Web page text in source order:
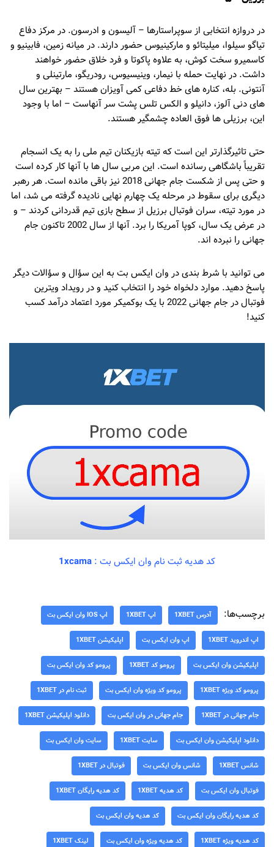
در دروازه انتخابی از سوپراستارها – آلیسون و ادرسون. در مرکز دفاع
تیاگو سیلوا، میلیتائو و مارکینیوس حضور دارند. در میانه زمین، فابینیو و
کاسمیرو سخت کوش، به علاوه پاکوتا و فرد خلاق حضور خواهند
داشت. در نهایت حمله با نیمار، وینیسیوس، رودریگو، مارتینلی و
آنتونی. بله، کناره های خط دفاعی کمی آویزان هستند – بهترین سال
های دنی آلوز، دانیلو و الکس تلس پشت سر آنهاست – اما با وجود
این، برزیلی ها فوق العاده چشمگیر هستند.
حتی تاثیرگذارتر این است که تیته بازیکنان تیم ملی را به یک انسجام
تقریباً باشگاهی رسانده است. این مربی سال ها با آنها کار کرده است
و حتی پس از شکست جام جهانی 2018 نیز باقی مانده است. هر رهبر
دیگری برای سقوط در مرحله یک چهارم نهایی نادیده گرفته می شد، اما
در مورد تیته، سران فوتبال برزیل از سطح بازی تیم قدردانی کردند – و
در عرض یک سال، کوپا آمریکا را برد. آنها از سال 2002 تاکنون جام
جهانی را نبرده اند.
می توانید با شرط بندی در وان ایکس بت به این سؤال و سؤالات دیگر
پاسخ دهید. موارد دلخواه خود را انتخاب کنید و در رویداد ویترین
فوتبال در جام جهانی 2022 با یک بوکمیکر مورد اعتماد درآمد کسب
کنید!
کد هدیه ثبت نام وان ایکس بت : 1xcama
برچسب‌ها: آدرس 1XBET اپ 1XBET اپ IOS وان ایکس بت
اپ اندروید 1XBET اپ وان ایکس بت اپلیکیشن 1XBET
اپلیکیشن وان ایکس بت پرومو کد 1XBET پرومو کد وان ایکس بت
پرومو کد ویژه 1XBET پرومو کد ویژه وان ایکس بت ثبت نام در 1XBET
جام جهانی در 1XBET جام جهانی در وان ایکس بت دانلود اپلیکیشن 1XBET
دانلود اپلیکیشن وان ایکس بت سایت 1XBET سایت وان ایکس بت
شانس 1XBET شانس وان ایکس بت فوتبال در 1XBET
فوتبال وان ایکس بت کد هدیه 1XBET کد هدیه رایگان 1XBET
کد هدیه رایگان وان ایکس بت کد هدیه وان ایکس بت
کد هدیه ویژه 1XBET کد هدیه ویژه وان ایکس بت لینک 1XBET